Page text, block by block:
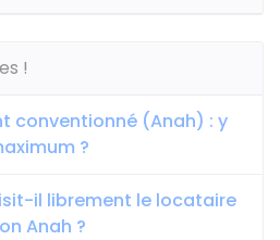
!
conventionné (Anah) : y
?
il librement le locataire
Anah ?